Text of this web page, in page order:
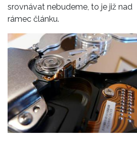
srovnávat nebudeme, to je již nad
rámec článku.